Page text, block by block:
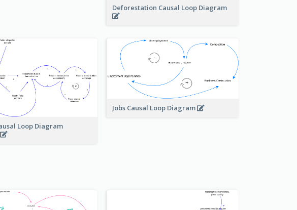
Deforestation Causal Loop Diagram
Loop Diagram
Jobs Causal Loop Diagram